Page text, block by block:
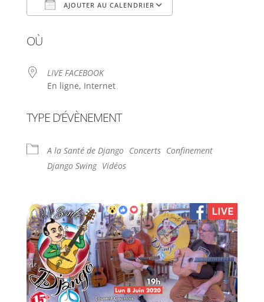
AJOUTER AU CALENDRIER
OÙ
LIVE FACEBOOK
En ligne, Internet
TYPE D’ÉVÈNEMENT
A la Santé de Django Concerts Confinement
Django Swing Vidéos